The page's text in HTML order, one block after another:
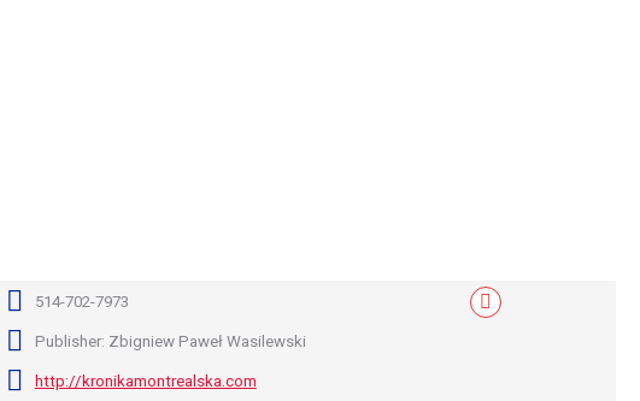
514-702-7973
Publisher: Zbigniew Paweł Wasilewski
http://kronikamontrealska.com
Mail